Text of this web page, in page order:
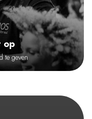
op
te geven